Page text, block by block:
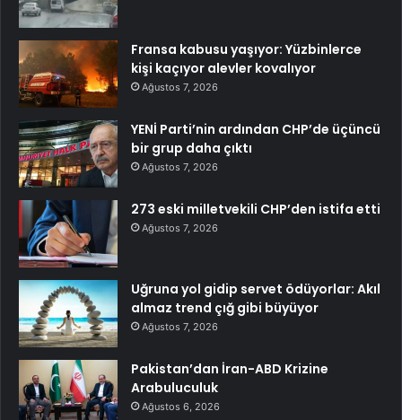
Fransa kabusu yaşıyor: Yüzbinlerce
kişi kaçıyor alevler kovalıyor
Ağustos 7, 2026
YENİ Parti’nin ardından CHP’de üçüncü
bir grup daha çıktı
Ağustos 7, 2026
273 eski milletvekili CHP’den istifa etti
Ağustos 7, 2026
Uğruna yol gidip servet ödüyorlar: Akıl
almaz trend çığ gibi büyüyor
Ağustos 7, 2026
Pakistan’dan İran-ABD Krizine
Arabuluculuk
Ağustos 6, 2026